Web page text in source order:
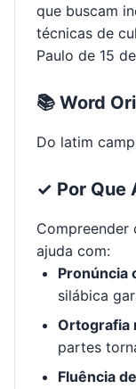
que buscam
técnicas de
Paulo de 15
📚 Word
Do latim
✓ Por Que
ajuda com:
Pronúncia
silábica
Ortografia
partes
Fluência